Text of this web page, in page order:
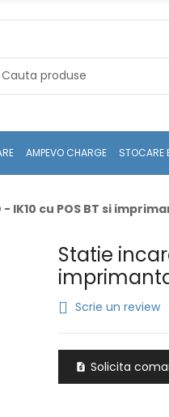
AMPEVO CHARGE STOCARE
IK10 cu POS BT si
Statie
Scrie un review
 Solicita